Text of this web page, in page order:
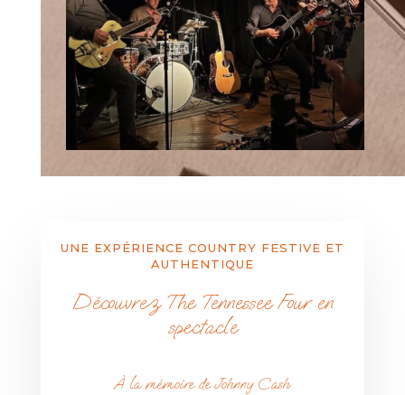
UNE EXPÉRIENCE COUNTRY FESTIVE ET
AUTHENTIQUE
Découvrez The Tennessee Four en
spectacle
À la mémoire de Johnny Cash